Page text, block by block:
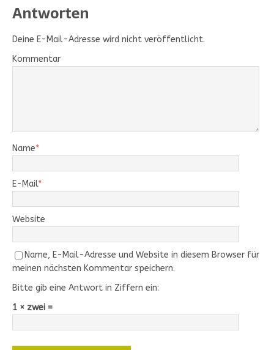
Antworten
Deine E-Mail-Adresse wird nicht veröffentlicht.
Kommentar
Name*
E-Mail*
Website
Name, E-Mail-Adresse und Website in diesem Browser für
meinen nächsten Kommentar speichern.
Bitte gib eine Antwort in Ziffern ein:
1 × zwei =